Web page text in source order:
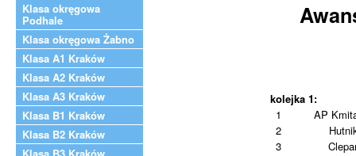
Klasa okręgowa
Podhale
Klasa okręgowa Żabno
Klasa A1 Kraków
Klasa A2 Kraków
Klasa A3 Kraków
Klasa B1 Kraków
Klasa B2 Kraków
kolejka 1:
1
AP
2
3